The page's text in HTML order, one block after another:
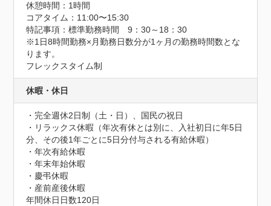
休憩時間：1時間
コアタイム：11:00〜15:30
特記事項：標準勤務時間　9：30～18：30
※1日8時間勤務×月勤務日数分が1ヶ月の勤務時間数とな
ります。
フレックスタイム制
休暇・休日
・完全週休2日制（土・日）、国民の祝日
・リラックス休暇（年次有休とは別に、入社初日に年5日
分、その後1年ごとに5日分付与される有給休暇）
・年次有給休暇
・年末年始休暇
・慶弔休暇
・産前産後休暇
年間休日日数120日